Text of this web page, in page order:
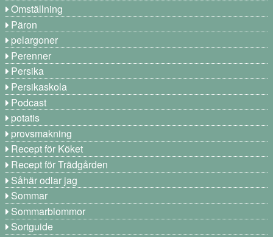
Omställning
Päron
pelargoner
Perenner
Persika
Persikaskola
Podcast
potatis
provsmakning
Recept för Köket
Recept för Trädgården
Såhär odlar jag
Sommar
Sommarblommor
Sortguide